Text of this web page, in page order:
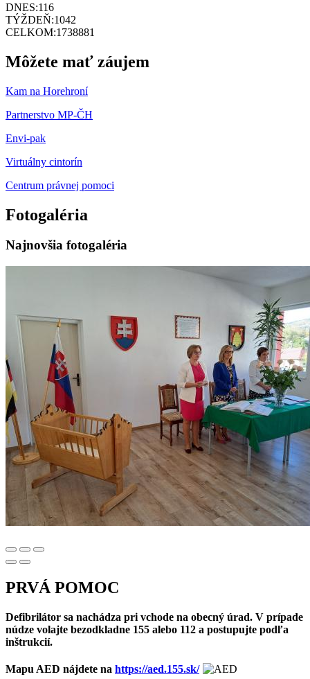
DNES:116
TÝŽDEŇ:1042
CELKOM:1738881
Môžete mať záujem
Kam na Horehroní
Partnerstvo MP-ČH
Envi-pak
Virtuálny cintorín
Centrum právnej pomoci
Fotogaléria
Najnovšia fotogaléria
PRVÁ POMOC
Defibrilátor sa nachádza pri vchode na obecný úrad. V prípade
núdze volajte bezodkladne 155 alebo 112 a postupujte podľa
inštrukcií.
Mapu AED nájdete na https://aed.155.sk/